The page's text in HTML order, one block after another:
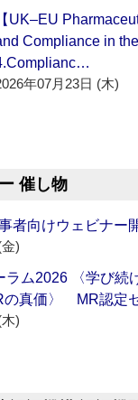
【UK–EU
Compliance in
年07月23日 (木)
催し物
者向けウェビナ
)
ラム2026 〈学び続
の真価〉 MR認定
)